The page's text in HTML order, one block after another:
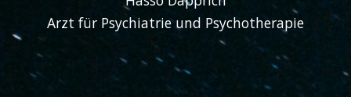
Arzt für Psychiatrie und Psychotherapie